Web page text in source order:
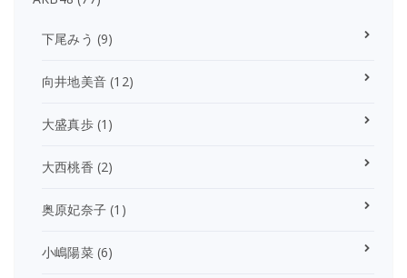
下尾みう (9)
向井地美音 (12)
大盛真歩(1)
大西桃香 (2)
奥原妃奈子 (1)
小嶋陽菜(6)